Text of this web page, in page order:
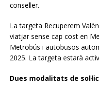
conseller.
La targeta Recuperem
viatjar sense cap cost en
Metrobús i autobusos
2025. La targeta estarà
Dues modalitats de